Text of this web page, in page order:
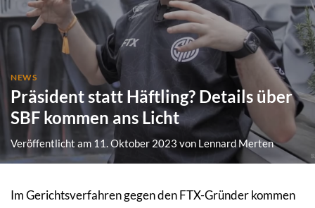
NEWS
Präsident statt Häftling? Details über
SBF kommen ans Licht
Veröffentlicht am 11. Oktober 2023 von Lennard Merten
Im Gerichtsverfahren gegen den FTX-Gründer kommen